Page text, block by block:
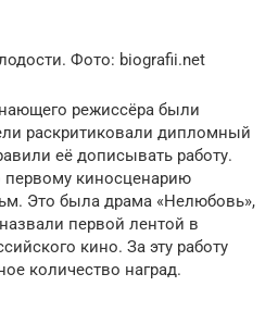
Фото: biografii.net
режиссёра были
раскритиковали дипломный
её дописывать работу.
первому киносценарию
Это была драма «Нелюбовь»,
первой лентой в
кино. За эту работу
количество наград.